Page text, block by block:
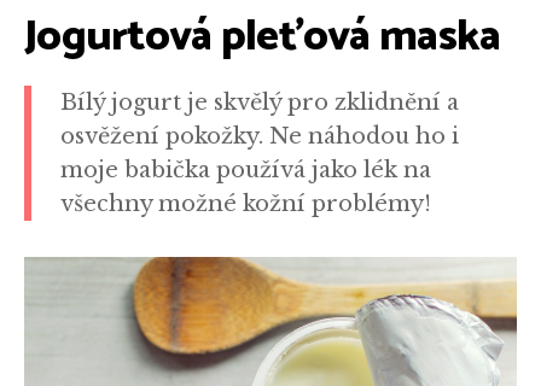
Jogurtová pleťová maska
Bílý jogurt je skvělý pro zklidnění a
osvěžení pokožky. Ne náhodou ho i
moje babička používá jako lék na
všechny možné kožní problémy!